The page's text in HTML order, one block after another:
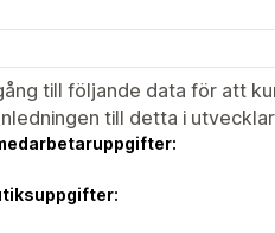
till följande data för att
till detta i